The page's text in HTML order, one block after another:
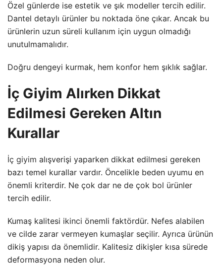
Özel günlerde ise estetik ve şık modeller tercih edilir.
Dantel detaylı ürünler bu noktada öne çıkar. Ancak bu
ürünlerin uzun süreli kullanım için uygun olmadığı
unutulmamalıdır.
Doğru dengeyi kurmak, hem konfor hem şıklık sağlar.
İç Giyim Alırken Dikkat
Edilmesi Gereken Altın
Kurallar
İç giyim alışverişi yaparken dikkat edilmesi gereken
bazı temel kurallar vardır. Öncelikle beden uyumu en
önemli kriterdir. Ne çok dar ne de çok bol ürünler
tercih edilir.
Kumaş kalitesi ikinci önemli faktördür. Nefes alabilen
ve cilde zarar vermeyen kumaşlar seçilir. Ayrıca ürünün
dikiş yapısı da önemlidir. Kalitesiz dikişler kısa sürede
deformasyona neden olur.